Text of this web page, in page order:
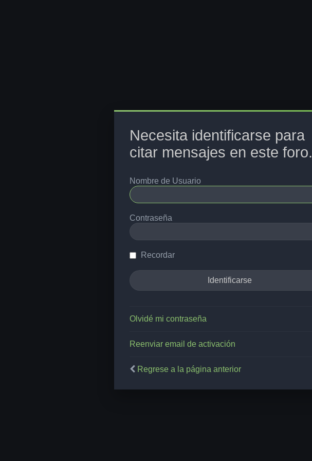
Necesita identificarse para
citar mensajes en este foro.
Nombre de Usuario
Contraseña
Recordar
Olvidé mi contraseña
Reenviar email de activación
Regrese a la página anterior